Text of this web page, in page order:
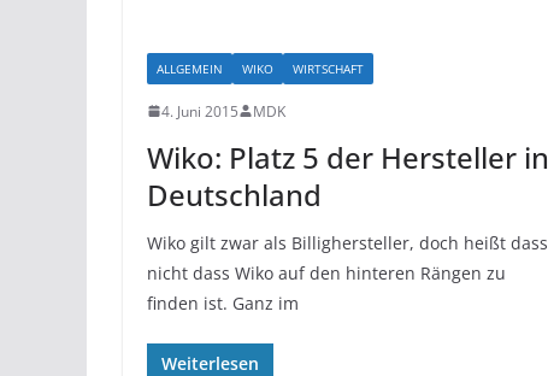
ALLGEMEIN WIKO WIRTSCHAFT
4. Juni 2015 MDK
Wiko: Platz 5 der Hersteller in
Deutschland
Wiko gilt zwar als Billighersteller, doch heißt dass
nicht dass Wiko auf den hinteren Rängen zu
finden ist. Ganz im
Weiterlesen